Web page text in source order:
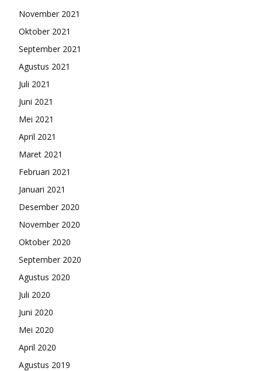
November 2021
Oktober 2021
September 2021
Agustus 2021
Juli 2021
Juni 2021
Mei 2021
April 2021
Maret 2021
Februari 2021
Januari 2021
Desember 2020
November 2020
Oktober 2020
September 2020
Agustus 2020
Juli 2020
Juni 2020
Mei 2020
April 2020
Agustus 2019